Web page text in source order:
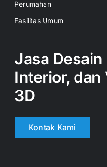
Perumahan
Fasilitas Umum
Jasa
Interior, dan
3D
Kontak Kami